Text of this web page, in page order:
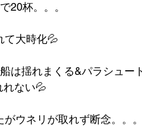
20杯。。。
て大時化💦
は揺れまくる&パラシュー
れない💦
ウネリが取れず断念。。